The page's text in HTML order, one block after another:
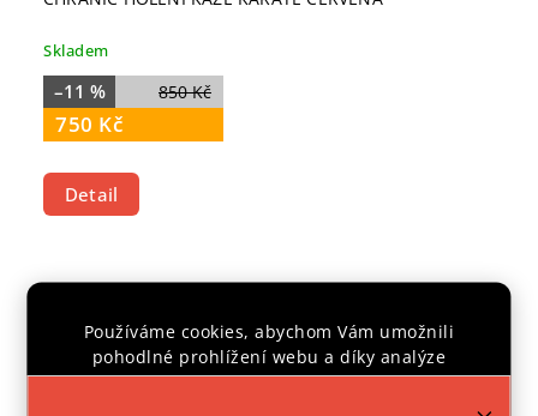
Používáme cookies, abychom Vám umožnili
pohodlné prohlížení webu a díky analýze
provozu webu neustále zlepšovali jeho funkce,
Skladem
850 Kč
–11 %
750 Kč
Detail